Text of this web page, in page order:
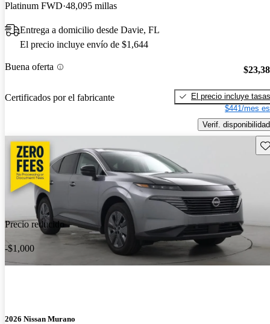
Platinum FWD 48,095 millas
Entrega a domicilio desde Davie, FL
El precio incluye envío de $1,644
Buena oferta
Certificados por el fabricante
El precio incluye tasas
$441/mes
Verif. disponibilidad
Precio reducido
-$1,000
2026 Nissan Murano